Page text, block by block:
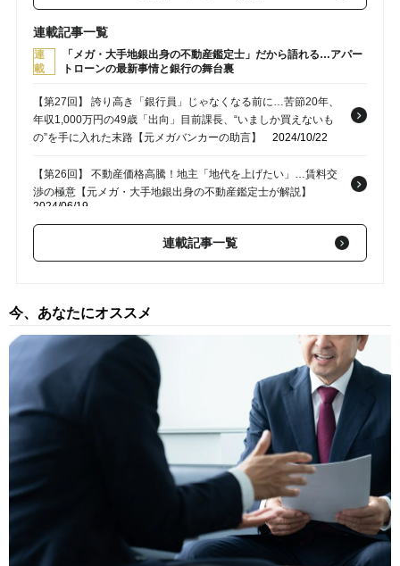
連載記事一覧
連
載
「メガ・大手地銀出身の不動産鑑定士」だから語れる…アパー
トローンの最新事情と銀行の舞台裏
【第27回】 誇り高き「銀行員」じゃなくなる前に…苦節20年、
年収1,000万円の49歳「出向」目前課長、“いましか買えないも
の”を手に入れた末路【元メガバンカーの助言】
2024/10/22
【第26回】 不動産価格高騰！地主「地代を上げたい」…賃料交
渉の極意【元メガ・大手地銀出身の不動産鑑定士が解説】
2024/06/19
【第24回】 金利上昇、融資審査の厳格化で追い詰められる「地
主」…相続対策における「アパートローン」の正しい活用法【元
【第23回】 地主の相続対策、安易な「都市部の収益不動産の購
大手地銀の銀行員の助言】
【第22回】 地主が資産1億円を「長男と長女」へ「10年」にわた
って贈与をすると…“節税額”に驚愕【元メガ・大手地銀の銀行員
連載記事一覧
今、あなたにオススメ